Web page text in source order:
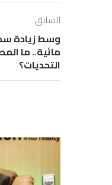
السابق
وسط زيادة
مائية.. ما
التحديات؟